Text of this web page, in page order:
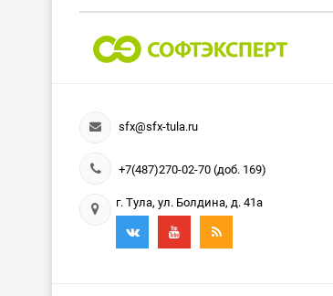
sfx@sfx-tula.ru
+7(487)270-02-70 (доб. 169)
г. Тула, ул. Болдина, д. 41а